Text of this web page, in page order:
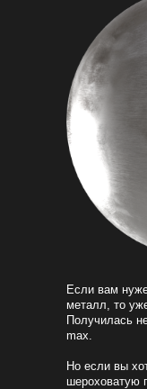
Если вам
металл, то
Получилась
max.
Но если вы
шероховатую